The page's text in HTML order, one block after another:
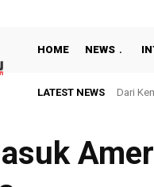
HOME NEWS
LATEST NEWS Bangun